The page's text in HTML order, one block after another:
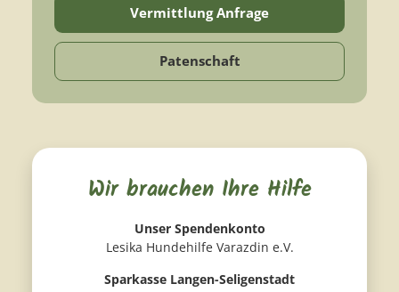
Vermittlung Anfrage
Patenschaft
Wir brauchen Ihre Hilfe
Unser Spendenkonto
Lesika Hundehilfe Varazdin e.V.
Sparkasse Langen-Seligenstadt